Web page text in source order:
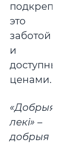
подкрепляя
это
заботой
и
доступными
ценами.
«Добрыя
лекі» –
добрыя